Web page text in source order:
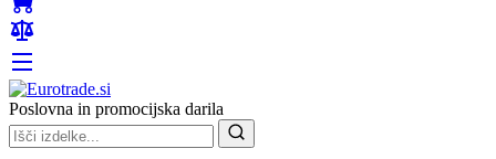
Poslovna in promocijska darila